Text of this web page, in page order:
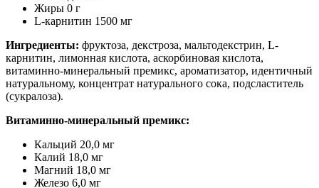
Жиры 0 г
L-карнитин 1500 мг
Ингредиенты: фруктоза, декстроза, мальтодекстрин, L-
карнитин, лимонная кислота, аскорбиновая кислота,
витаминно-минеральный премикс, ароматизатор, идентичный
натуральному, концентрат натурального сока, подсластитель
(сукралоза).
Витаминно-минеральный премикс:
Кальций 20,0 мг
Калий 18,0 мг
Магний 18,0 мг
Железо 6,0 мг